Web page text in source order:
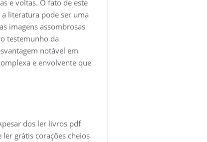
e voltas. O fato de este
literatura pode ser uma
imagens assombrosas
testemunho da
notável em
e envolvente que
dos ler livros pdf
grátis corações cheios